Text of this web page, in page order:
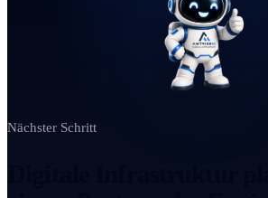
Nächster Schritt